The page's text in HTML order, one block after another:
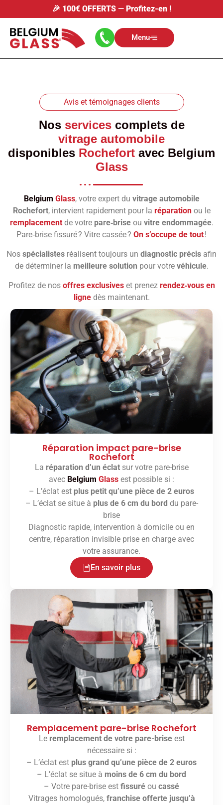
🎉 100€ OFFERTS— Profitez-en!
Menu
Avis et témoignages clients
Nos servicescomplets de
vitrage automobile
disponibles Rochefort avec Belgium
Glass
Belgium Glass, votre expert du vitrage automobile
Rochefort, intervient rapidement pour la réparationou le
remplacementde votre pare‑briseou vitre endommagée.
Pare‑brise fissuré ? Vitre cassée ? On s’occupe de tout!
Nos spécialistes réalisent toujours un diagnostic précis afin
de déterminer la meilleure solution pour votre véhicule.
Profitez de nos offres exclusiveset prenez rendez‑vous en
lignedès maintenant.
Réparation impact pare-brise
Rochefort
La réparation d’un éclatsur votre pare-brise
avec Belgium Glass est possible si :
– L’éclat est plus petit qu’une pièce de 2 euros
– L’éclat se situe à plus de 6 cm du bord du pare-
brise
Diagnostic rapide, intervention à domicile ou en
centre, réparation invisible prise en charge avec
votre assurance.
En savoir plus
Remplacement pare-brise Rochefort
Le remplacement de votre pare-briseest
nécessaire si :
– L’éclat est plus grand qu’une pièce de 2 euros
– L’éclat se situe à moins de 6 cm du bord
– Votre pare-brise est fissuré ou cassé
Vitrages homologués, franchise offerte jusqu’à